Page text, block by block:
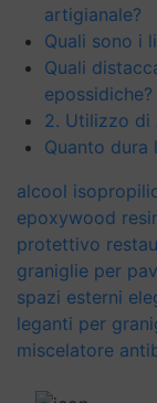
artigianale?
Quali sono i
Quali
epossidiche?
2. Utilizzo di
Quanto dura
alcool
epoxywood
protettivo
graniglie per
spazi esterni
leganti per
miscelatore